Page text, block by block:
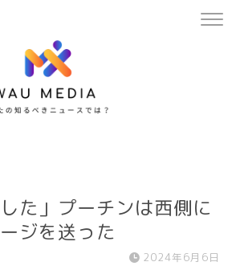
た」プーチンは西側に
ジを送った
2024年6月6日